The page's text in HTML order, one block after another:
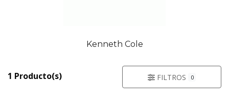
Kenneth Cole
1 Producto(s) FILTROS 0